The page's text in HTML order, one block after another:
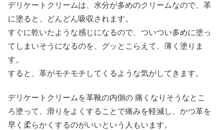
デリケートクリームは、水分が多めのクリームなので、革
に塗ると、どんどん吸収されます。
すぐに乾いたような感じになるので、ついつい多めに塗っ
てしまいそうになるのを、グッとこらえて、薄く塗りま
す。
すると、革がモチモチしてくるような気がしてきます。
デリケートクリームを革靴の内側の 痛くなりそうなとこ
ろ塗って、滑りをよくすることで痛みを軽減し、かつ革を
早く柔らかくするのがいいという人もいます。